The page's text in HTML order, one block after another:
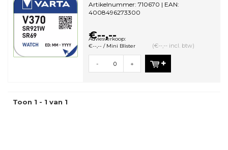
Artikelnummer: 710670 | EAN:
4008496273300
€--,--
Adviesverkoop:
€--,-- / Mini Blister
(€--,-- incl. btw)
- +
Toon 1 - 1 van 1